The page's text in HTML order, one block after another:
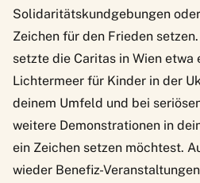
Solidaritätskundgebungen
Zeichen für den Frieden
setzte die Caritas in Wien etwa
Lichtermeer für Kinder in der
deinem Umfeld und bei
weitere Demonstrationen in
ein Zeichen setzen möchtest.
wieder Benefiz-Veranstaltungen